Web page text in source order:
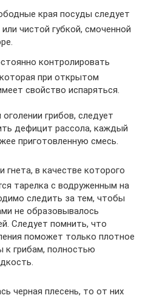
края посуды следует
чистой губкой, смоченной
контролировать
при открытом
свойство испаряться.
грибов, следует
дефицит рассола, каждый
приготовленную смесь.
гнета, в качестве которого
тарелка с водруженным на
следить за тем, чтобы
не образовывалось
Следует помнить, что
поможет только плотное
к грибам, полностью
черная плесень, то от них